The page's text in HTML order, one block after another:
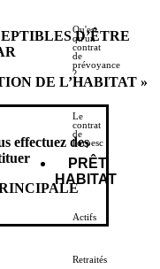
Qu'est
qu'un
contrat
de
prévoyance
?
Le
contrat
de
l'orpesc
PRÊT
HABITAT
Actifs
Retraités
D’ÊTRE
DE L’HABITAT »
effectuez des